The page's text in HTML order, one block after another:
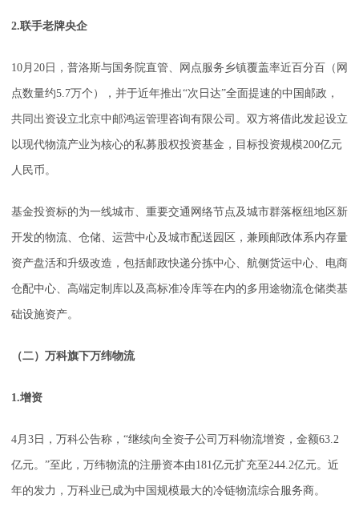
2.联手老牌央企
10月20日，普洛斯与国务院直管、网点服务乡镇覆盖率近百分百（网
点数量约5.7万个），并于近年推出“次日达”全面提速的中国邮政，
共同出资设立北京中邮鸿运管理咨询有限公司。双方将借此发起设立
以现代物流产业为核心的私募股权投资基金，目标投资规模200亿元
人民币。
基金投资标的为一线城市、重要交通网络节点及城市群落枢纽地区新
开发的物流、仓储、运营中心及城市配送园区，兼顾邮政体系内存量
资产盘活和升级改造，包括邮政快递分拣中心、航侧货运中心、电商
仓配中心、高端定制库以及高标准冷库等在内的多用途物流仓储类基
础设施资产。
（二）万科旗下万纬物流
1.增资
4月3日，万科公告称，“继续向全资子公司万科物流增资，金额63.2
亿元。”至此，万纬物流的注册资本由181亿元扩充至244.2亿元。近
年的发力，万科业已成为中国规模最大的冷链物流综合服务商。